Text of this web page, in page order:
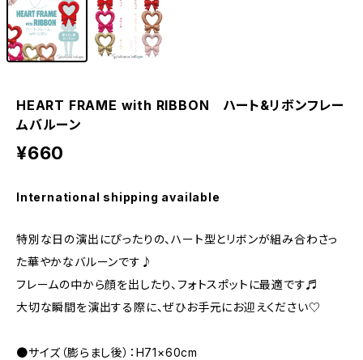
HEART FRAME with RIBBON ハート&リボンフレー
ムバルーン
¥660
International shipping available
特別な日の演出にぴったりの、ハート型とリボンが組み合わさっ
た華やかなバルーンです♪
フレームの中から顔を出したり、フォトスポットに最適です♬
大切な瞬間を演出する際に、ぜひお手元にお迎えください♡
●サイズ（膨らまし後）：H71×60cm